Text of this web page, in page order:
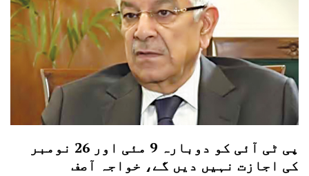
پی ٹی آئی کو دوبارہ 9 مئی اور 26 نومبر
کی اجازت نہیں دیں گے، خواجہ آصف